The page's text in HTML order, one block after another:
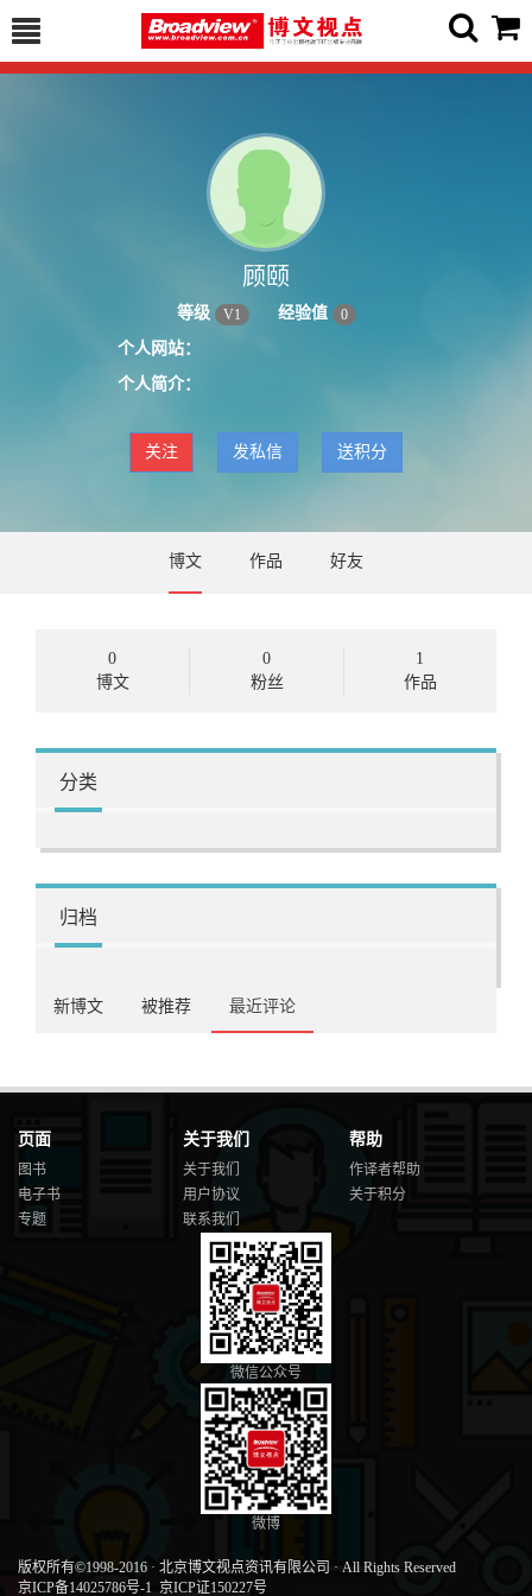
顾颐
等级 V1 经验值 0
个人网站：
个人简介：
关注 发私信 送积分
博文 作品 好友
0
博文
0
粉丝
1
作品
分类
归档
新博文 被推荐 最近评论
页面
图书
电子书
专题
关于我们
关于我们
用户协议
联系我们
帮助
作译者帮助
关于积分
微信公众号
微博
版权所有©1998-2016 · 北京博文视点资讯有限公司 · All Rights Reserved
京ICP备14025786号-1 京ICP证150227号